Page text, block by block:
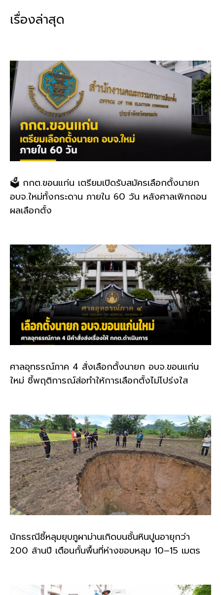
k
เรื่องล่าสุด
🗳️ กกต.ขอนแก่น เตรียมเปิดรับสมัครเลือกตั้งนายก
อบจ.ใหม่ทั้งกระดาน ภายใน 60 วัน หลังศาลเพิกถอน
ผลเลือกตั้ง
ศาลอุทธรณ์ภาค 4 สั่งเลือกตั้งนายก อบจ.ขอนแก่น
ใหม่ ชี้พฤติการณ์ส่อทำให้การเลือกตั้งไม่โปร่งใส
นักธรณีชี้หลุมยุบภูผาม่านเกิดบนชั้นหินปูนอายุกว่า
200 ล้านปี เตือนกั้นพื้นที่ห่างขอบหลุม 10–15 เมตร